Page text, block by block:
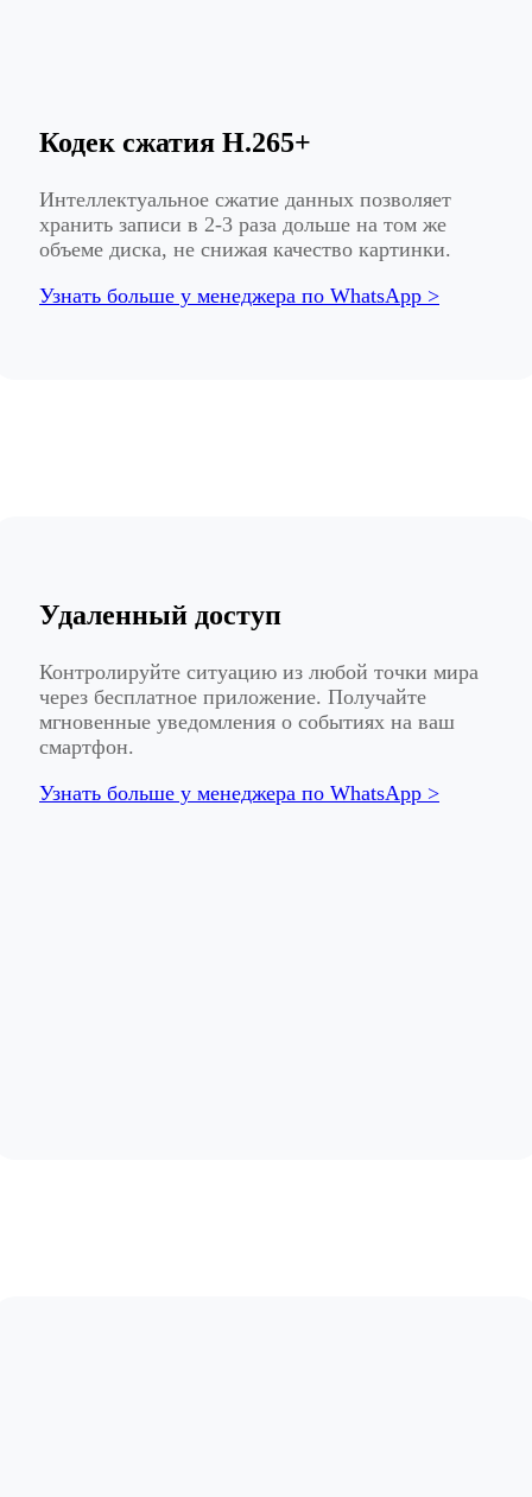
Кодек сжатия H.265+
Интеллектуальное сжатие данных позволяет
хранить записи в 2-3 раза дольше на том же
объеме диска, не снижая качество картинки.
Узнать больше у менеджера по WhatsApp >
Удаленный доступ
Контролируйте ситуацию из любой точки мира
через бесплатное приложение. Получайте
мгновенные уведомления о событиях на ваш
смартфон.
Узнать больше у менеджера по WhatsApp >